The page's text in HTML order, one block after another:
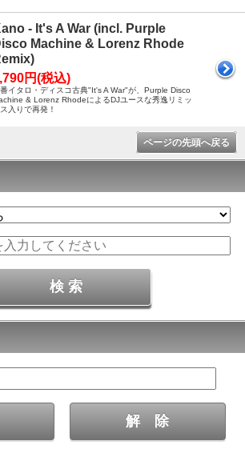
- It's A War (incl. Purple
Machine & Lorenz Rhode
円(税込)
イタロ・ディスコ古典"It's A War"が、Purple Disco
& Lorenz RhodeによるDJユースな秀逸リミッ
入りで再発！
ページの先頭へ戻る